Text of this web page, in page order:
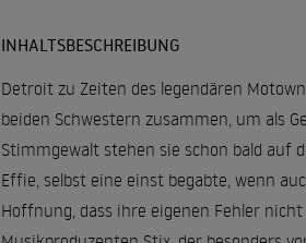
INHALTSBESCHREIBUNG
Detroit zu Zeiten des legendären
beiden Schwestern zusammen, um als
Stimmgewalt stehen sie schon bald auf
Effie, selbst eine einst begabte, wenn
Hoffnung, dass ihre eigenen Fehler